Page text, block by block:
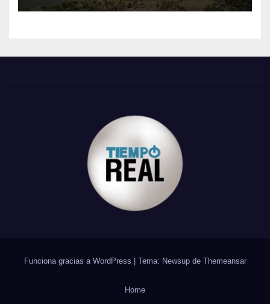
Funciona gracias a WordPress Tema: Newsup de Themeansar
Home